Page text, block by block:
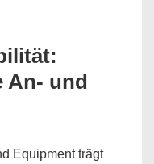
An- und
Equipment trägt